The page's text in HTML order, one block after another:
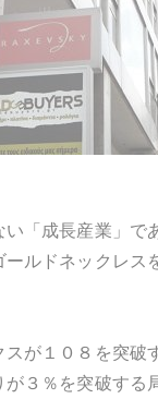
「成長産業」で
ルドネックレ
が１０８を突
３％を突破する